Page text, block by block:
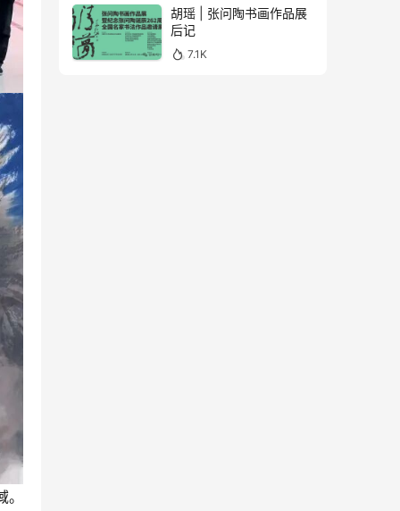
胡瑶 | 张问陶书画作品展
后记
7.1K